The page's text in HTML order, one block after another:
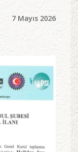
7 Mayıs 2026